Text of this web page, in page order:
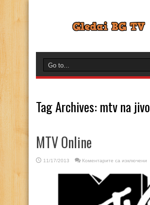
Tag Archives: mtv na jivo
MTV Online
11/17/2013 Коментарите са изключени